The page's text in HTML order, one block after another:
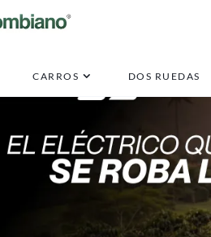
CARROS DOS RUEDAS